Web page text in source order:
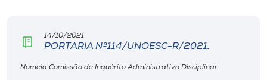
Biblioteca
14/10/2021
PORTARIA Nº114/UNOESC-R/2021.
Nomeia Comissão de Inquérito Administrativo Disciplinar.